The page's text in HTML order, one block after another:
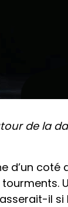
de la
coté
il si